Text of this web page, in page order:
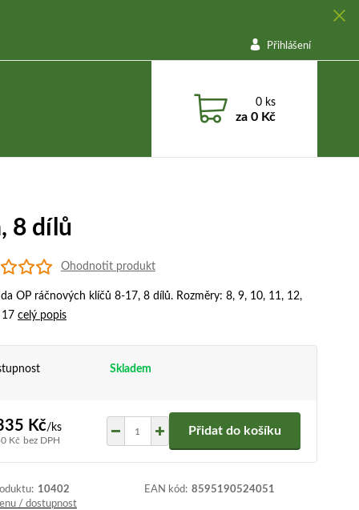
Přihlášení
0 ks
za0 Kč
8 dílů
Ohodnotit produkt
OP ráčnových klíčů 8-17, 8 dílů. Rozměry: 8, 9, 10, 11, 12,
celý popis
Skladem
Kč/ks
Kč bez DPH
Přidat do košíku
10402 EAN kód: 8595190524051
/ dostupnost